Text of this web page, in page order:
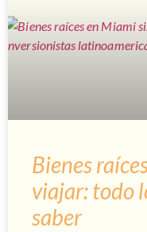
Bienes
viajar: todo
saber